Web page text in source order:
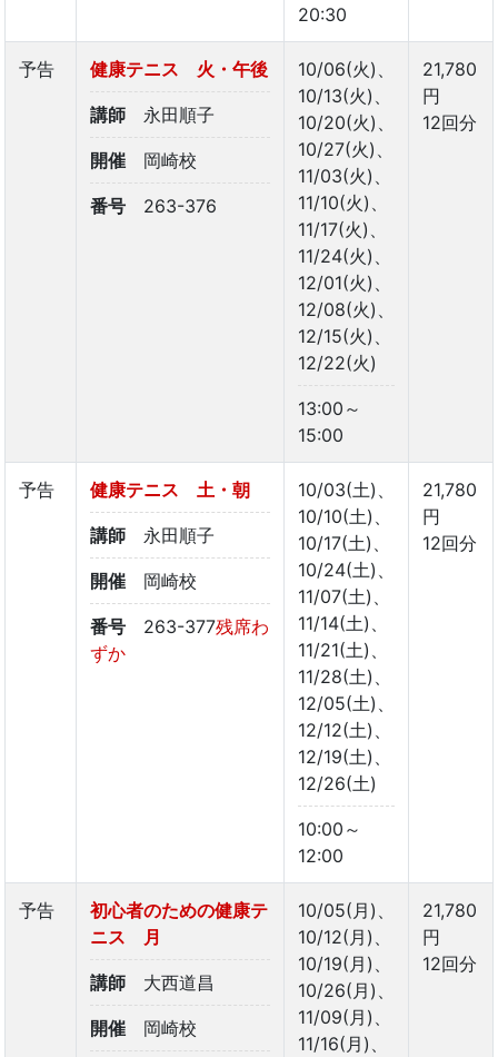
20:30
予告 健康テニス 火・午後
講師 永田順子
開催 岡崎校
番号 263-376
10/06(火)、
10/13(火)、
10/20(火)、
10/27(火)、
11/03(火)、
11/10(火)、
11/17(火)、
11/24(火)、
12/01(火)、
12/08(火)、
12/15(火)、
12/22(火)
13:00～
15:00
21,780
円
12回分
予告 健康テニス 土・朝
講師 永田順子
開催 岡崎校
番号 263-377残席わ
ずか
10/03(土)、
10/10(土)、
10/17(土)、
10/24(土)、
11/07(土)、
11/14(土)、
11/21(土)、
11/28(土)、
12/05(土)、
12/12(土)、
12/19(土)、
12/26(土)
10:00～
12:00
21,780
円
12回分
予告
初心者のための健康テ
ニス 月
講師 大西道昌
開催 岡崎校
10/05(月)、
10/12(月)、
10/19(月)、
10/26(月)、
11/09(月)、
11/16(月)、
21,780
円
12回分